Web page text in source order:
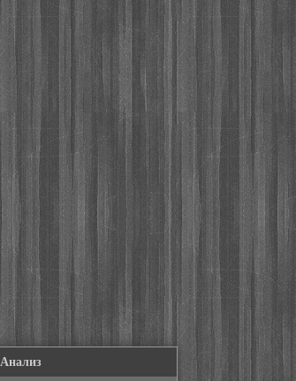
Анализ